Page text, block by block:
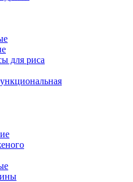
для риса